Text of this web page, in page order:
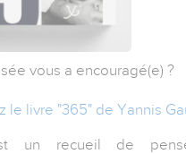
vous a encouragé(e) ?
le livre "365" de Yannis
un recueil de